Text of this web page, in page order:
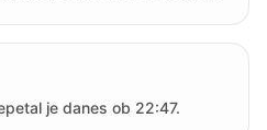
je danes ob 22:47.